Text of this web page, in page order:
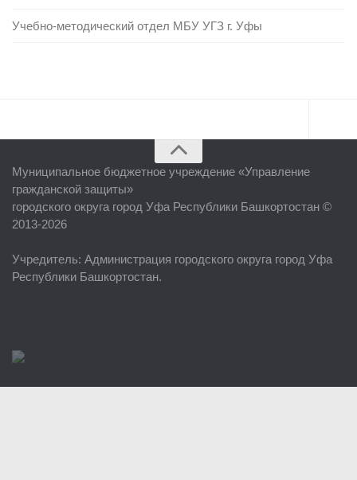
Учебно-методический отдел МБУ УГЗ г. Уфы
Об учреждении
Руководство
Районные УГЗ
Муниципальное бюджетное учреждение «Управление
гражданской защиты»
городского округа город Уфа Республики Башкортостан ©
2013-2026
Учредитель: Администрация городского округа город Уфа
Республики Башкортостан.